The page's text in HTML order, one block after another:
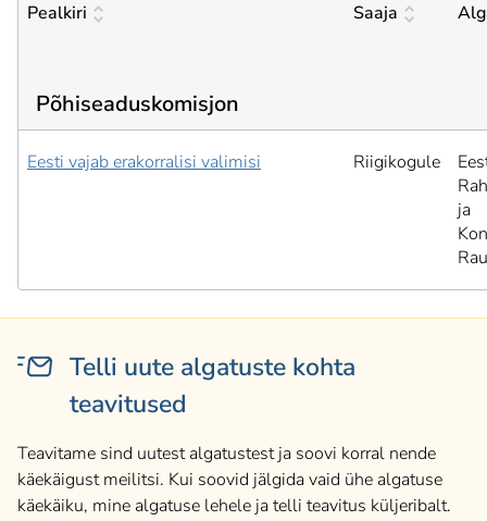
Pealkiri Saaja
Põhiseaduskomisjon
Eesti vajab erakorralisi valimisi Riigikogule
ja
Telli uute algatuste kohta
teavitused
Teavitame sind uutest algatustest ja soovi korral nende
käekäigust meilitsi. Kui soovid jälgida vaid ühe algatuse
käekäiku, mine algatuse lehele ja telli teavitus küljeribalt.